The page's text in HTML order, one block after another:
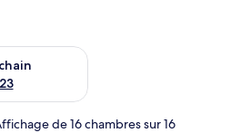
le week-end prochain août 21 -
de 16 chambres sur 16